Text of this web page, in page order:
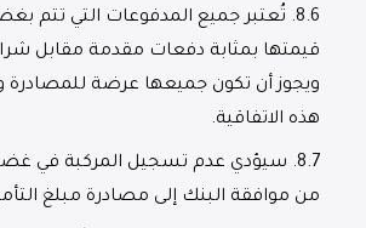
8.6. تُعتبر جميع المدفوعات التي تتم
قيمتها بمثابة دفعات مقدمة مقابل
ويجوز أن تكون جميعها عرضة
هذه الاتفاقية.
8.7.
من موافقة البنك إلى مصادرة مبلغ